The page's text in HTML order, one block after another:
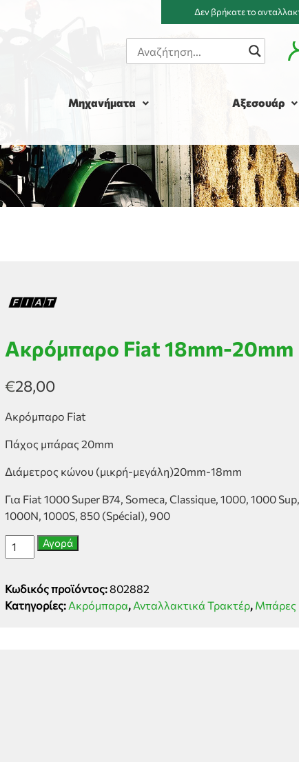
Δεν βρήκατε το
Μηχανήματα Αξεσουάρ
Ακρόμπαρο Fiat 18mm-20mm
€28,00
Ακρόμπαρο Fiat
Πάχος μπάρας 20mm
Διάμετρος κώνου (μικρή-μεγάλη)20mm-18mm
Για Fiat 1000 Super B74, Someca, Classique, 1000, 1000
1000N, 1000S, 850 (Spécial), 900
Ακρόμπαρο
Fiat
20mm
ποσότητα
Αγορά
Κωδικός προϊόντος:802882
Κατηγορίες: Ακρόμπαρα, Ανταλλακτικά Τρακτέρ, Μπάρες